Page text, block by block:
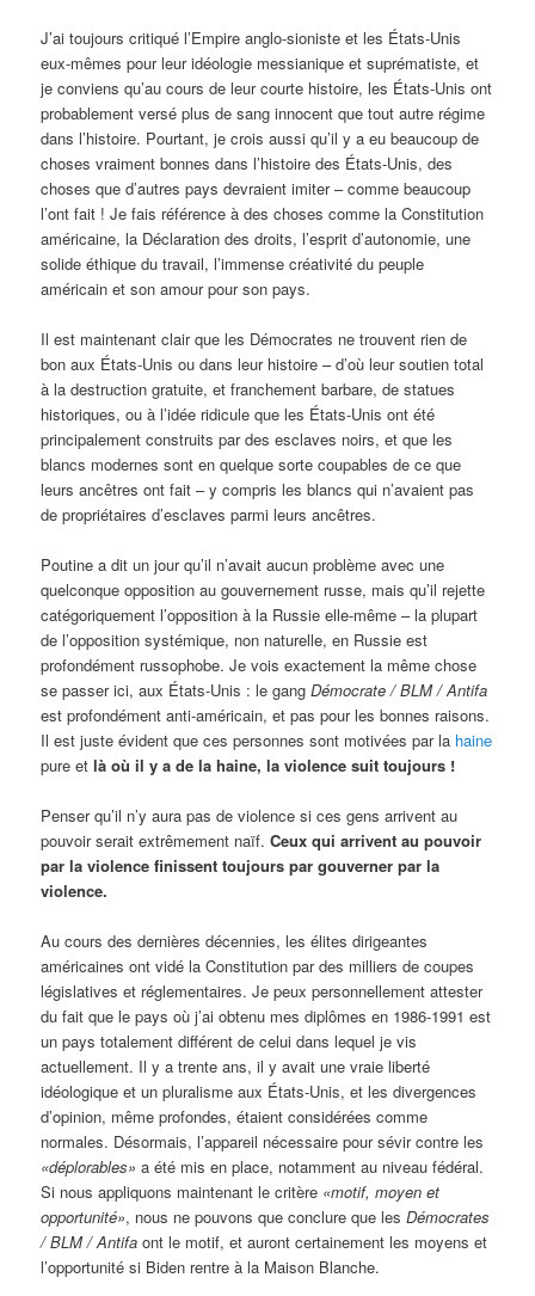
J’ai toujours critiqué l’Empire anglo-sioniste et les États-Unis
eux-mêmes pour leur idéologie messianique et suprématiste, et
je conviens qu’au cours de leur courte histoire, les États-Unis ont
probablement versé plus de sang innocent que tout autre régime
dans l’histoire. Pourtant, je crois aussi qu’il y a eu beaucoup de
choses vraiment bonnes dans l’histoire des États-Unis, des
choses que d’autres pays devraient imiter – comme beaucoup
l’ont fait ! Je fais référence à des choses comme la Constitution
américaine, la Déclaration des droits, l’esprit d’autonomie, une
solide éthique du travail, l’immense créativité du peuple
américain et son amour pour son pays.
Il est maintenant clair que les Démocrates ne trouvent rien de
bon aux États-Unis ou dans leur histoire – d’où leur soutien total
à la destruction gratuite, et franchement barbare, de statues
historiques, ou à l’idée ridicule que les États-Unis ont été
principalement construits par des esclaves noirs, et que les
blancs modernes sont en quelque sorte coupables de ce que
leurs ancêtres ont fait – y compris les blancs qui n’avaient pas
de propriétaires d’esclaves parmi leurs ancêtres.
Poutine a dit un jour qu’il n’avait aucun problème avec une
quelconque opposition au gouvernement russe, mais qu’il rejette
catégoriquement l’opposition à la Russie elle-même – la plupart
de l’opposition systémique, non naturelle, en Russie est
profondément russophobe. Je vois exactement la même chose
se passer ici, aux États-Unis : le gangDémocrate / BLM / Antifa
est profondément anti-américain, et pas pour les bonnes raisons.
Il est juste évident que ces personnes sont motivées par la haine
pure etlà où il y a de la haine, la violence suit toujours !
Penser qu’il n’y aura pas de violence si ces gens arrivent au
pouvoir serait extrêmement naïf.Ceux qui arrivent au pouvoir
par la violence finissent toujours par gouverner par la
violence.
Au cours des dernières décennies, les élites dirigeantes
américaines ont vidé la Constitution par des milliers de coupes
législatives et réglementaires. Je peux personnellement attester
du fait que le pays où j’ai obtenu mes diplômes en 1986-1991 est
un pays totalement différent de celui dans lequel je vis
actuellement. Il y a trente ans, il y avait une vraie liberté
idéologique et un pluralisme aux États-Unis, et les divergences
d’opinion, même profondes, étaient considérées comme
normales. Désormais, l’appareil nécessaire pour sévir contre les
«déplorables» a été mis en place, notamment au niveau fédéral.
Si nous appliquons maintenant le critère «motif, moyen et
opportunité», nous ne pouvons que conclure que lesDémocrates
/ BLM / Antifa ont le motif, et auront certainement les moyens et
l’opportunité si Biden rentre à la Maison Blanche.